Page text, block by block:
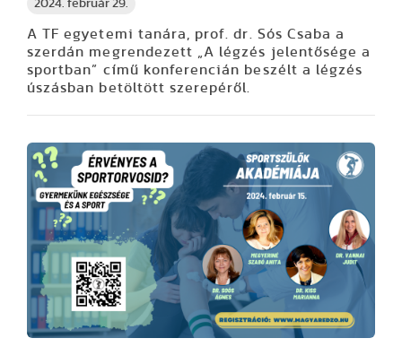
2024. február 29.
A TF egyetemi tanára, prof. dr. Sós Csaba a
szerdán megrendezett „A légzés jelentősége a
sportban” című konferencián beszélt a légzés
úszásban betöltött szerepéről.